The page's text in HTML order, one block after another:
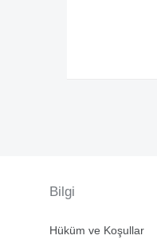
Bilgi
Hüküm ve Koşullar